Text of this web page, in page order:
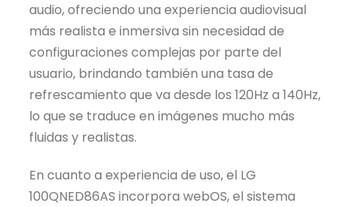
audio, ofreciendo una experiencia audiovisual
más realista e inmersiva sin necesidad de
configuraciones complejas por parte del
usuario, brindando también una tasa de
refrescamiento que va desde los 120Hz a 140Hz,
lo que se traduce en imágenes mucho más
fluidas y realistas.
En cuanto a experiencia de uso, el LG
100QNED86AS incorpora webOS, el sistema